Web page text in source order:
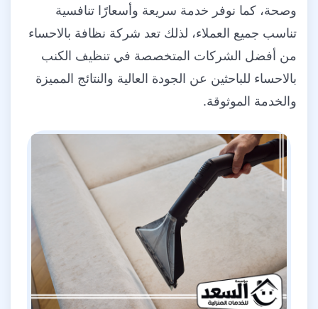
وصحة، كما نوفر خدمة سريعة وأسعارًا تنافسية
تناسب جميع العملاء، لذلك تعد شركة نظافة بالاحساء
من أفضل الشركات المتخصصة في تنظيف الكنب
بالاحساء للباحثين عن الجودة العالية والنتائج المميزة
والخدمة الموثوقة.